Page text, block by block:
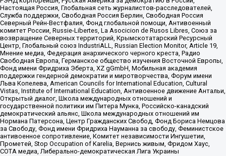
Настоящая Россия, Глобальная сеть журналистов-расследователей,
Служба поддержки, Свободная Россия Берлин, Свободная Россия
Северный Рейн-Вестфалия, Фонд глобальной помощи, Антивоенный
комитет России, Russie-Libertes, La Asocicion de Rusos Libres, Союз за
возвращение Северных территорий, Крымскотатарский Ресурсный
Центр, Глобальный союз IndustriALL, Russian Election Monitor, Article 19,
Мнение медиа, Федерация анархического черного креста, Радио
Свободная Европа, Германское общество изучения Восточной Европы,
Фонд имени Фридриха Эберта, XZ gGmbH, Мобильная академия
поддержки гендерной демократии и миротворчества, Форум имени
Льва Копелева, American Councils for International Education, Cultural
Vistas, Institute of International Education, Антивоенное движение Антальи,
Открытый диалог, Школа международных отношений и
государственной политики им Питера Мунка, Российско-канадский
демократический альянс, Школа международных отношений им
Нормана Патерсона, Центр Гражданских Свобод, Фонд Бориса Немцова
за Свободу, Фонд имени Фридриха Науманна за свободу, Феминистское
антивоенное сопротивление, Комитет независимости Ингушетии,
Прометей, Stop Occupation of Karelia, Вернись живым, Фридом Хаус,
СОТА медиа, Либерально-демократическая Лига Украины